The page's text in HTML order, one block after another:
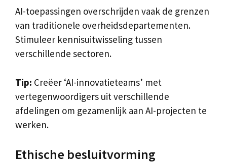
AI-toepassingen overschrijden vaak de grenzen
van traditionele overheidsdepartementen.
Stimuleer kennisuitwisseling tussen
verschillende sectoren.
Tip: Creëer ‘AI-innovatieteams’ met
vertegenwoordigers uit verschillende
afdelingen om gezamenlijk aan AI-projecten te
werken.
Ethische besluitvorming